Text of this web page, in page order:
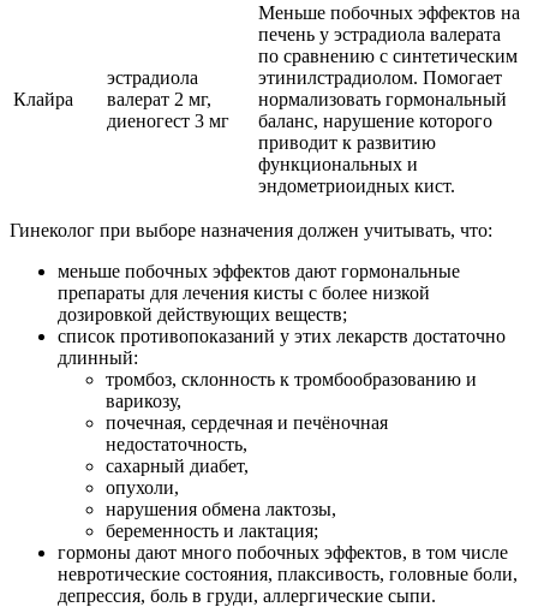
Клайра
эстрадиола
валерат 2 мг,
диеногест 3 мг
Меньше побочных эффектов на
печень у эстрадиола валерата
по сравнению с синтетическим
этинилстрадиолом. Помогает
нормализовать гормональный
баланс, нарушение которого
приводит к развитию
функциональных и
эндометриоидных кист.
Гинеколог при выборе назначения должен учитывать, что:
меньше побочных эффектов дают гормональные
препараты для лечения кисты с более низкой
дозировкой действующих веществ;
список противопоказаний у этих лекарств достаточно
длинный:
тромбоз, склонность к тромбообразованию и
варикозу,
почечная, сердечная и печёночная
недостаточность,
сахарный диабет,
опухоли,
нарушения обмена лактозы,
беременность и лактация;
гормоны дают много побочных эффектов, в том числе
невротические состояния, плаксивость, головные боли,
депрессия, боль в груди, аллергические сыпи.